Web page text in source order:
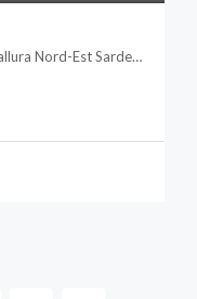
Via Li Liccioli, Alzachèna/Arzachena, Gallura Nord-Est Sardegna, Sardigna/Sardegna, Italia